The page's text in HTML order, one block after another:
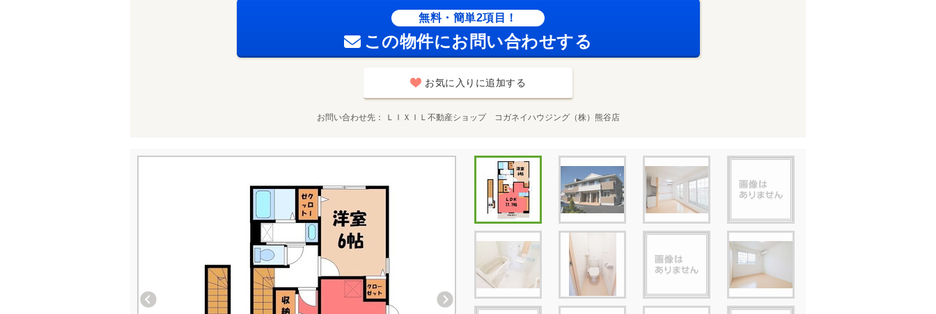
無料・簡単2項目！
この物件にお問い合わせする
お気に入りに追加する
お問い合わせ先 ＬＩＸＩＬ不動産ショップ コガネイハウジング（株）熊谷店